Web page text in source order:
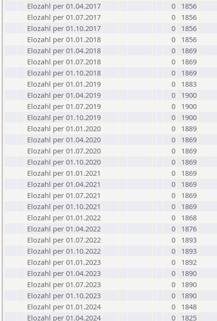
Elozahl per 01.04.2017
0
1856
Elozahl per 01.07.2017
0
1856
Elozahl per 01.10.2017
0
1856
Elozahl per 01.01.2018
0
1856
Elozahl per 01.04.2018
0
1869
Elozahl per 01.07.2018
0
1869
Elozahl per 01.10.2018
0
1869
Elozahl per 01.01.2019
0
1883
Elozahl per 01.04.2019
0
1900
Elozahl per 01.07.2019
0
1900
Elozahl per 01.10.2019
0
1900
Elozahl per 01.01.2020
0
1889
Elozahl per 01.04.2020
0
1869
Elozahl per 01.07.2020
0
1869
Elozahl per 01.10.2020
0
1869
Elozahl per 01.01.2021
0
1869
Elozahl per 01.04.2021
0
1869
Elozahl per 01.07.2021
0
1869
Elozahl per 01.10.2021
0
1869
Elozahl per 01.01.2022
0
1868
Elozahl per 01.04.2022
0
1876
Elozahl per 01.07.2022
0
1893
Elozahl per 01.10.2022
0
1893
Elozahl per 01.01.2023
0
1892
Elozahl per 01.04.2023
0
1890
Elozahl per 01.07.2023
0
1890
Elozahl per 01.10.2023
0
1890
Elozahl per 01.01.2024
0
1848
Elozahl per 01.04.2024
0
1825